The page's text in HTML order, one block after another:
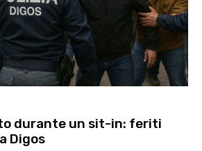
durante un sit-in: feriti
Digos